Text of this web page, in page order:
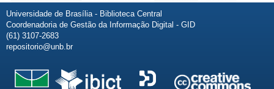
Universidade de Brasília - Biblioteca Central
Coordenadoria de Gestão da Informação Digital - GID
(61) 3107-2683
repositorio@unb.br